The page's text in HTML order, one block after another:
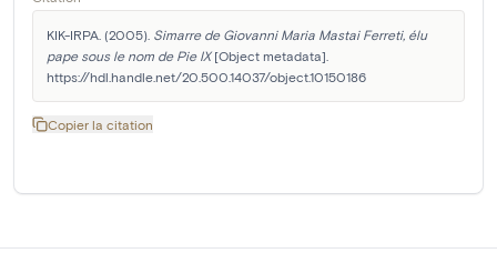
KIK-IRPA. (2005). Simarre de Giovanni Maria Mastai Ferreti, élu
pape sous le nom de Pie IX [Object metadata].
https://hdl.handle.net/20.500.14037/object.10150186
Copier la citation